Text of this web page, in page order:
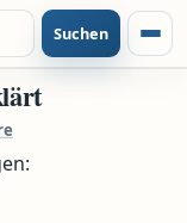
Suchen